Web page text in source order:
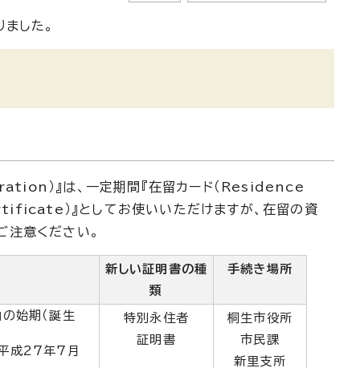
した。
）』は、一定期間『在留カード（Residence
）』としてお使いいただけますが、在留の資
意ください。
新しい証明書の種
類
手続き場所
始期（誕生
成27年7月
特別永住者
証明書
桐生市役所
市民課
新里支所